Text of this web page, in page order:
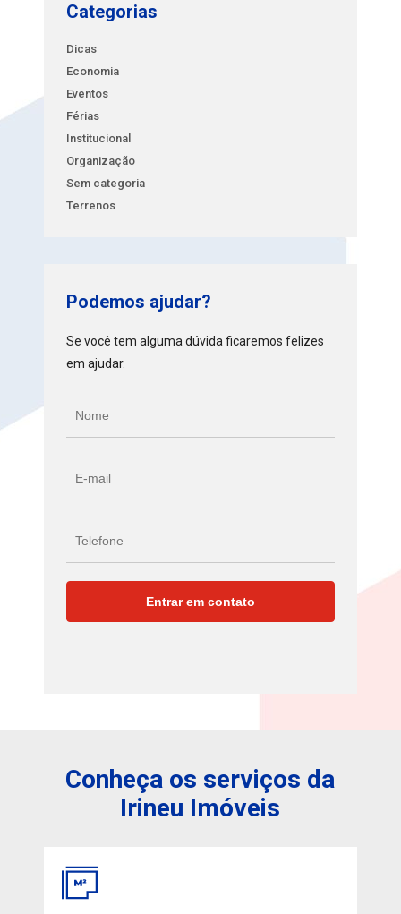
Categorias
Dicas
Economia
Eventos
Férias
Institucional
Organização
Sem categoria
Terrenos
Podemos ajudar?
Se você tem alguma dúvida ficaremos felizes
em ajudar.
Conheça os serviços da
Irineu Imóveis